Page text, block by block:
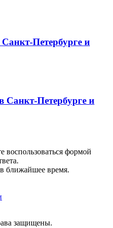
Петербурге и
Санкт-Петербурге и
воспользоваться формой
ближайшее время.
защищены.